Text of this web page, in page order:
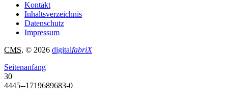
Kontakt
Inhaltsverzeichnis
Datenschutz
Impressum
CMS, © 2026 digitalfabriX
Seitenanfang
30
4445--1719689683-0